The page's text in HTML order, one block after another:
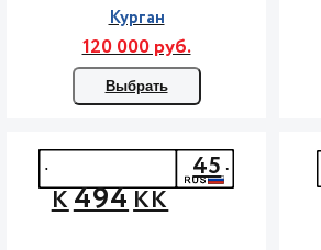
Курган
120 000 руб.
Выбрать
К494КК
45